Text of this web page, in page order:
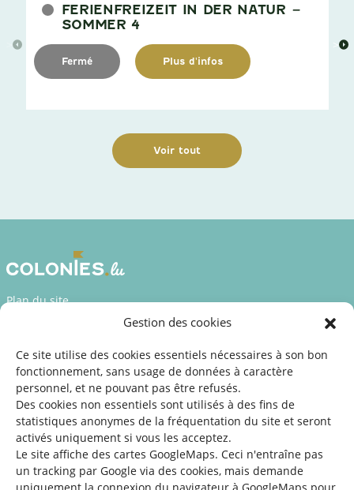
Gestion des cookies
Ce site utilise des cookies essentiels nécessaires à son bon
fonctionnement, sans usage de données à caractère
personnel, et ne pouvant pas être refusés.
Des cookies non essentiels sont utilisés à des fins de
statistiques anonymes de la fréquentation du site et seront
activés uniquement si vous les acceptez.
Le site affiche des cartes GoogleMaps. Ceci n'entraîne pas
un tracking par Google via des cookies, mais demande
FERIENFREIZEIT IN DER NATUR –
SOMMER 4
Fermé Plus d'infos
Voir tout
Plan du site
Déclaration d’accessibilité
Mentions légales
©2026 SNJ
Une offre du